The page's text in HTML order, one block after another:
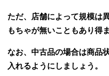
ただ、店舗によって規模は
もちゃが無いこともあり得ま
なお、中古品の場合は商品
入れるようにしましょう。